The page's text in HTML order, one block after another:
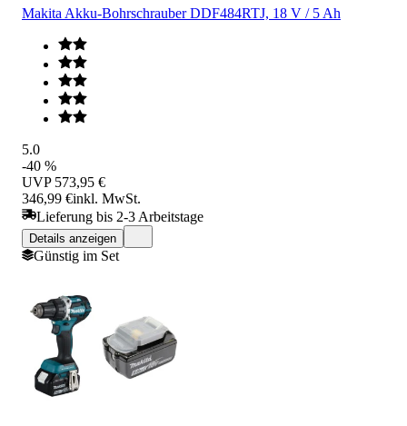
Makita Akku-Bohrschrauber DDF484RTJ, 18 V / 5 Ah
5.0
-40 %
UVP 573,95 €
346,99 €inkl. MwSt.
Lieferung bis 2-3 Arbeitstage
Details anzeigen
Günstig im Set